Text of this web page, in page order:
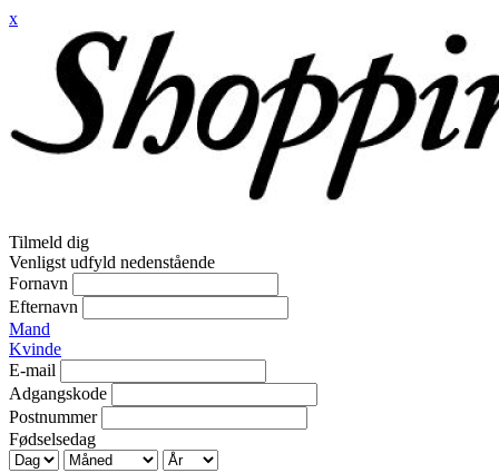
x
Tilmeld dig
Venligst udfyld nedenstående
Fornavn
Efternavn
Mand
Kvinde
E-mail
Adgangskode
Postnummer
Fødselsedag